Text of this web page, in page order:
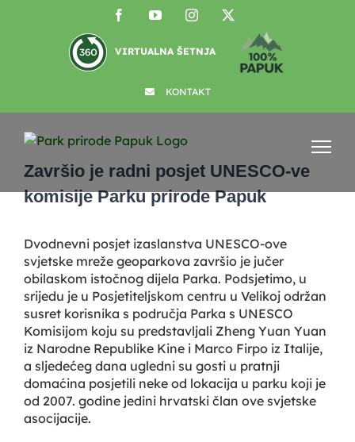
FacebookYouTubeInstagram
VIRTUALNA ŠETNJA
KONTAKT
View
Larger
Image
Završio je radni posjet UNESCO-ve
komisije Parku prirode Papuk
Dvodnevni posjet izaslanstva UNESCO-ove
svjetske mreže geoparkova završio je jučer
obilaskom istočnog dijela Parka. Podsjetimo, u
srijedu je u Posjetiteljskom centru u Velikoj održan
susret korisnika s područja Parka s UNESCO
Komisijom koju su predstavljali Zheng Yuan Yuan
iz Narodne Republike Kine i Marco Firpo iz Italije,
a sljedećeg dana ugledni su gosti u pratnji
domaćina posjetili neke od lokacija u parku koji je
od 2007. godine jedini hrvatski član ove svjetske
asocijacije.